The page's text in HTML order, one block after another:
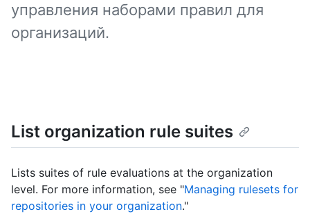
управления наборами правил для
организаций.
List organization rule suites
Lists suites of rule evaluations at the organization
level. For more information, see "Managing rulesets for
repositories in your organization."